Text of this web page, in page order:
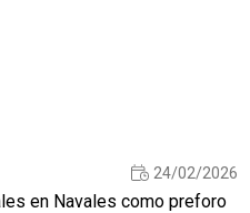
24/02/2026
en Navales como preforo